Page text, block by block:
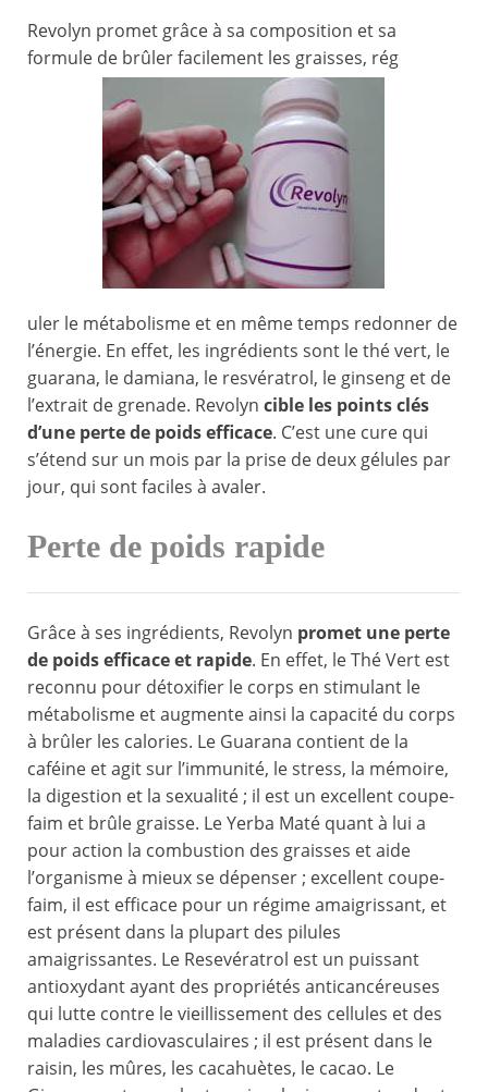
Revolyn promet grâce à sa composition et sa
formule de brûler facilement les graisses, rég
uler le métabolisme et en même temps redonner de
l’énergie. En effet, les ingrédients sont le thé vert, le
guarana, le damiana, le resvératrol, le ginseng et de
l’extrait de grenade. Revolyn cible les points clés
d’une perte de poids efficace. C’est une cure qui
s’étend sur un mois par la prise de deux gélules par
jour, qui sont faciles à avaler.
Perte de poids rapide
Grâce à ses ingrédients, Revolyn promet une perte
de poids efficace et rapide. En effet, le Thé Vert est
reconnu pour détoxifier le corps en stimulant le
métabolisme et augmente ainsi la capacité du corps
à brûler les calories. Le Guarana contient de la
caféine et agit sur l’immunité, le stress, la mémoire,
la digestion et la sexualité ; il est un excellent coupe-
faim et brûle graisse. Le Yerba Maté quant à lui a
pour action la combustion des graisses et aide
l’organisme à mieux se dépenser ; excellent coupe-
faim, il est efficace pour un régime amaigrissant, et
est présent dans la plupart des pilules
amaigrissantes. Le Resevératrol est un puissant
antioxydant ayant des propriétés anticancéreuses
qui lutte contre le vieillissement des cellules et des
maladies cardiovasculaires ; il est présent dans le
raisin, les mûres, les cacahuètes, le cacao. Le